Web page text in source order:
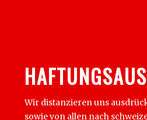
Wir distanzieren uns
sowie von allen nach